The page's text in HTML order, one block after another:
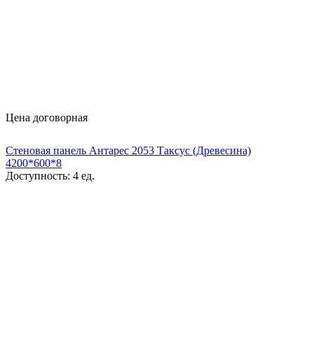
Цена договорная
Стеновая панель Антарес 2053 Таксус (Древесина)
4200*600*8
Доступность: 4 ед.